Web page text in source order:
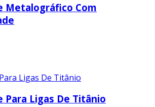
Metalográfico Com
Para Ligas De Titânio